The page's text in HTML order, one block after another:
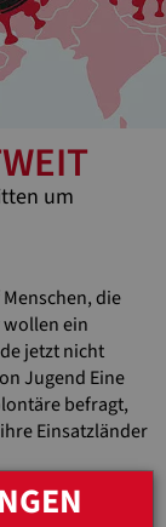
um
die
ein
jetzt nicht
Jugend Eine
befragt,
Einsatzländer